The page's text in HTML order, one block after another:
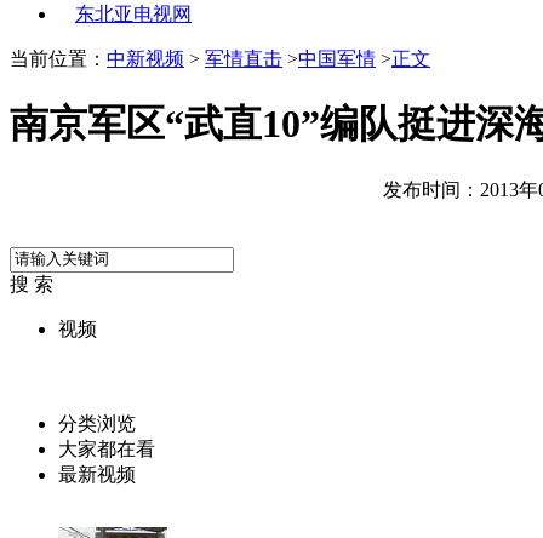
东北亚电视网
当前位置： 中新视频 > 军情直击 >中国军情 >正文
南京军区“武直10”编队挺进深
发布时间：2013年
搜 索
视频
分类浏览
大家都在看
最新视频